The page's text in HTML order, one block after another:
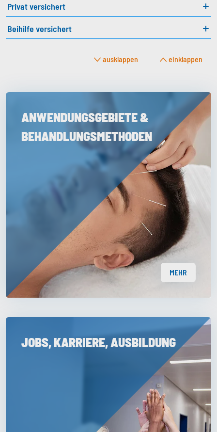
Privat versichert
Beihilfe versichert
ausklappen einklappen
ANWENDUNGSGEBIETE &
BEHANDLUNGSMETHODEN
MEHR
JOBS, KARRIERE, AUSBILDUNG